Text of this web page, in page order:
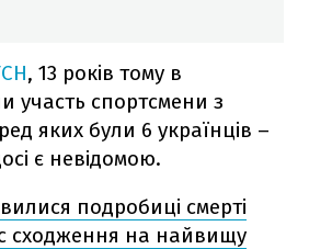
, 13 років тому в
участь спортсмени з
яких були 6 українців –
є невідомою.
подробиці смерті
сходження на найвищу